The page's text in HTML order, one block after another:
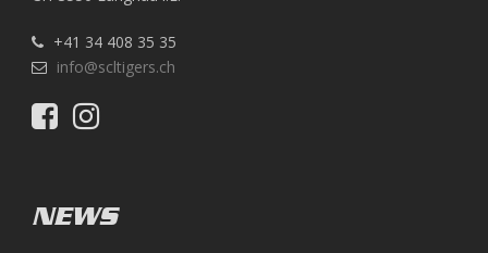
+41 34 408 35 35
info@scltigers.ch
NEWS